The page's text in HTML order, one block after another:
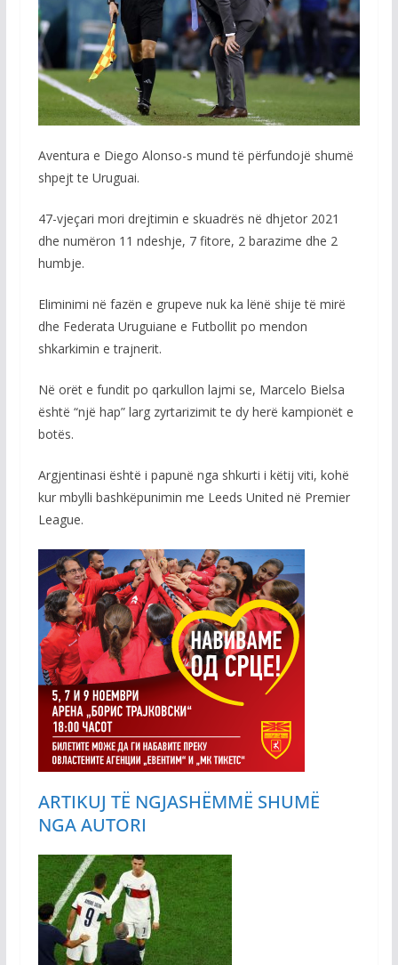
Aventura e Diego Alonso-s mund të përfundojë shumë
shpejt te Uruguai.
47-vjeçari mori drejtimin e skuadrës në dhjetor 2021
dhe numëron 11 ndeshje, 7 fitore, 2 barazime dhe 2
humbje.
Eliminimi në fazën e grupeve nuk ka lënë shije të mirë
dhe Federata Uruguiane e Futbollit po mendon
shkarkimin e trajnerit.
Në orët e fundit po qarkullon lajmi se, Marcelo Bielsa
është “një hap” larg zyrtarizimit te dy herë kampionët e
botës.
Argjentinasi është i papunë nga shkurti i këtij viti, kohë
kur mbylli bashkëpunimin me Leeds United në Premier
League.
ARTIKUJ TË NGJASHËMMË SHUMË
NGA AUTORI